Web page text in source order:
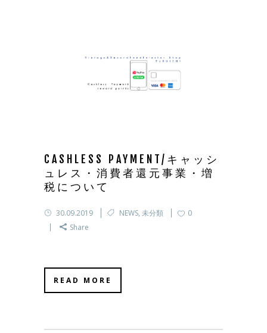
CASHLESS PAYMENT/キャッシ
ュレス・消費者還元事業・増
税について
30.09.2019 NEWS, 未分類
0
Share
READ MORE